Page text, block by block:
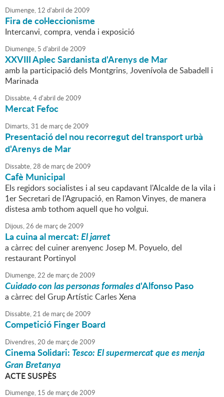
Diumenge, 12 d'abril de2009
Fira de col·leccionisme
Intercanvi, compra, venda i exposició
Diumenge, 5 d'abril de2009
XXVIII Aplec Sardanista d'Arenys de Mar
amb la participació dels Montgrins, Jovenívola de Sabadell i
Marinada
Dissabte,4d'abril de2009
Mercat Fefoc
Dimarts,31 de marçde2009
Presentació del nou recorregut del transport urbà
d'Arenys de Mar
Dissabte,28 de marçde2009
Cafè Municipal
Els regidors socialistes i al seu capdavant l'Alcalde de la vila i
1er Secretari de l'Agrupació, en Ramon Vinyes, de manera
distesa amb tothom aquell que ho volgui.
Dijous,26 de marçde2009
La cuina al mercat:El jarret
a càrrec del cuiner arenyenc Josep M. Poyuelo, del
restaurant Portinyol
Diumenge,22 de marçde2009
Cuidado con las personas formalesd'Alfonso Paso
a càrrec del Grup Artístic Carles Xena
Dissabte,21 de marçde2009
Competició Finger Board
Divendres,20 de marçde2009
Cinema Solidari: Tesco: El supermercat que es menja
Gran Bretanya
ACTE SUSPÈS
Diumenge, 15 de marçde2009